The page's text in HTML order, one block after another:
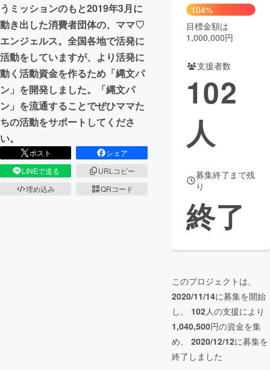
CAMPFIRE for Social Good
CAMPFIRE Creation
CAMPFIREふるさと納税machi-ya コミュニティ
うミッションのもと2019年3月に
動き出した消費者団体の、ママ♡
エンジェルス。全国各地で活発に
活動をしていますが、より活発に
動く活動資金を作るため「縄文パ
ン」を開発しました。「縄文パ
ン」を流通することでぜひママた
ちの活動をサポートしてくださ
い。
ポスト
シェア
LINEで送る
URLコピー
埋め込み
QRコード
104%
目標金額は
1,000,000円
支援者数
102
人
募集終了まで残
り
終了
このプロジェクトは、
2020/11/14に募集を開始
し、 102人の支援により
1,040,500円の資金を集
め、 2020/12/12に募集を
終了しました